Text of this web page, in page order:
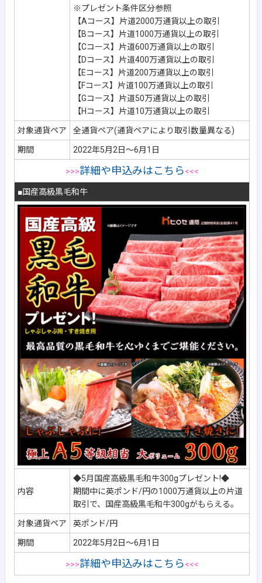
※プレゼント条件区分参照
【Aコース】片道2000万通貨以上の取引
【Bコース】片道1000万通貨以上の取引
【Cコース】片道600万通貨以上の取引
【Dコース】片道400万通貨以上の取引
【Eコース】片道200万通貨以上の取引
【Fコース】片道100万通貨以上の取引
【Gコース】片道50万通貨以上の取引
【Hコース】片道10万通貨以上の取引
対象通貨ペア 全通貨ペア(通貨ペアにより取引数量異なる)
期間 2022年5月2日～6月1日
>>>詳細や申込みはこちら<<<
■国産高級黒毛和牛
内容
◆5月国産高級黒毛和牛300gプレゼント!◆
期間中に英ポンド/円の1000万通貨以上の片道
取引で、国産高級黒毛和牛300gがもらえる。
対象通貨ペア 英ポンド/円
期間 2022年5月2日～6月1日
>>>詳細や申込みはこちら<<<